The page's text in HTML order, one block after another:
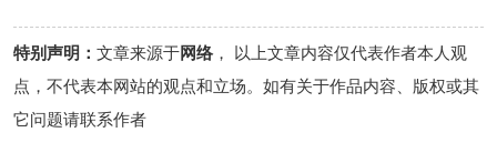
特别声明： 文章来源于网络， 以上文章内容仅代表作者本人观
点，不代表本网站的观点和立场。如有关于作品内容、版权或其
它问题请联系作者